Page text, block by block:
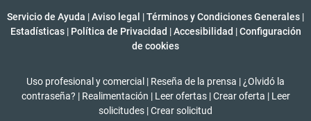
Servicio de Ayuda |Aviso legal |Términos y Condiciones Generales |
Estadísticas | Política de Privacidad | Accesibilidad | Configuración
de cookies
Uso profesional y comercial | Reseña de la prensa | ¿Olvidó la
contraseña? | Realimentación | Leer ofertas | Crear oferta | Leer
solicitudes |Crear solicitud